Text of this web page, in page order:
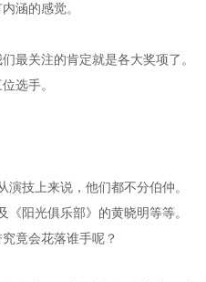
涵的感觉。
最关注的肯定就是各大奖项了。
选手。
技上来说，他们都不分伯仲。
阳光俱乐部》的黄晓明等等。
竟会花落谁手呢？